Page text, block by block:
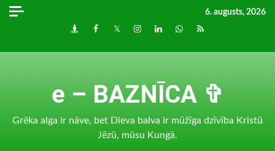
Skip
6. augusts, 2026
DraugiemFacebook
TwitterInstagram
LinkedInwhatsapp
RSS
e – BAZNĪCA ✞
Grēka alga ir nāve, bet Dieva balva ir mūžīga dzīvība Kristū
Jēzū, mūsu Kungā.